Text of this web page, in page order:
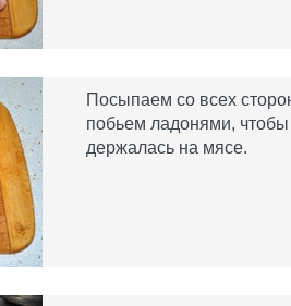
Посыпаем со всех
побьем ладонями,
держалась на мясе.